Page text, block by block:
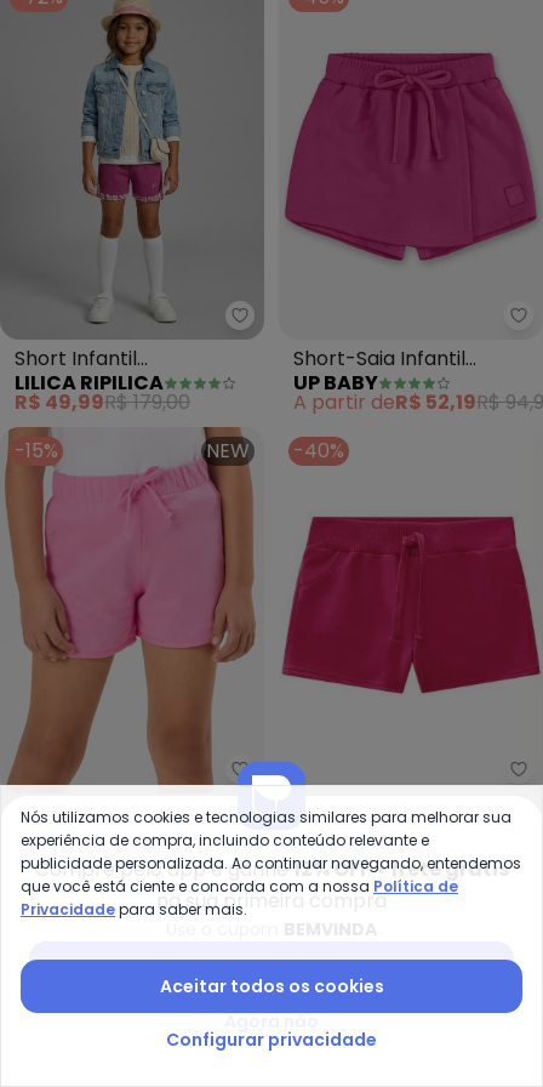
Lilica Ripilica - Short Infantil
Short Infantil
Menina(Rosa)
LILICA RIPILICA
R$ 49,99R$ 179,00
Short-Saia Infantil
Moletom (Rosa)
UP BABY
A partir deR$ 52,19R$
-15%
NEW
Rovi Kids - Shorts Básico
Shorts Básico Infantil
Feminino (Rosa)
ROVI KIDS
R$ 50,98R$ 59,99
-40%
Short Infantil
Menina(Rosa)
KYLY
R$ 41,94R$ 69,90
-50%
Compre pelo app e ganhe12% OFF + frete grátis
na sua primeira compra
Nós utilizamos cookies e tecnologias similares para melhorar sua
experiência de compra, incluindo conteúdo relevante e
publicidade personalizada. Ao continuar navegando, entendemos
que você está ciente e concorda com a nossa Política de
Privacidadepara saber mais.
Aceitar todos os cookies
Configurar privacidade